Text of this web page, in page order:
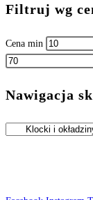
Filtruj wg
Cena min
Nawigacja